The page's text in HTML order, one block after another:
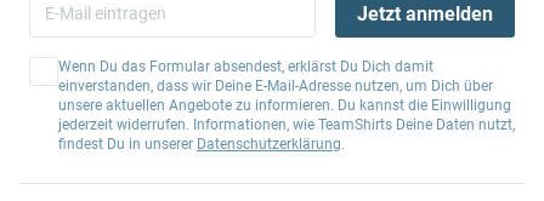
Jetzt anmelden
Wenn Du das Formular absendest, erklärst Du Dich damit
einverstanden, dass wir Deine E-Mail-Adresse nutzen, um Dich über
unsere aktuellen Angebote zu informieren. Du kannst die Einwilligung
jederzeit widerrufen. Informationen, wie TeamShirts Deine Daten nutzt,
findest Du in unserer Datenschutzerklärung.